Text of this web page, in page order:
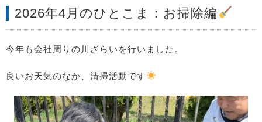
2026年4月のひとこま：お掃除編
今年も会社周りの川ざらいを行いました。
良いお天気のなか、清掃活動です